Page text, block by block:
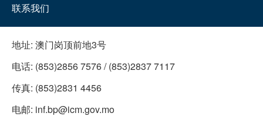
联系我们
地址: 澳门岗顶前地3号
电话: (853)2856 7576 / (853)2837 7117
传真: (853)2831 4456
电邮: inf.bp@icm.gov.mo